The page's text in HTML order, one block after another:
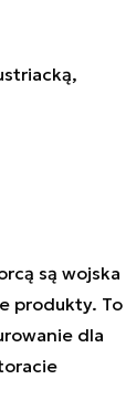
są wojska
produkty. To
dla